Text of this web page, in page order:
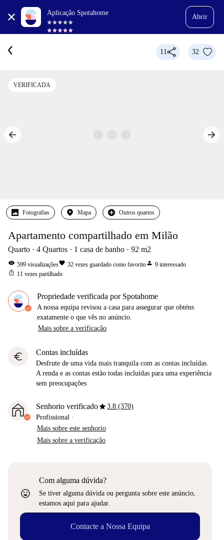
Aplicação Spotahome
Abrir
11 32
VERIFICADA
Fotografias Mapa Outros quartos
Apartamento compartilhado em Milão
Quarto 4 Quartos 1 casa de banho 92 m2
visibility 599 visualizaçõesfavorite 32 vezes guardado como favoritoperson 9 interessado
ios_share 11 vezes partilhado
Propriedade verificada por Spotahome
A nossa equipa revisou a casa para assegurar que obténs
exatamente o que vês no anúncio.
Mais sobre a verificação
euro Contas incluídas
Desfrute de uma vida mais tranquila com as contas incluídas.
A renda e as contas estão todas incluídas para uma experiência
sem preocupações
Senhorio verificadostar3.8 (370)
Profissional ·
Mais sobre este senhorio
Mais sobre a verificação
sentiment_very_satisfied
Com alguma dúvida?
Se tiver alguma dúvida ou pergunta sobre este anúncio,
estamos aqui para ajudar.
Contacte a Nossa Equipa